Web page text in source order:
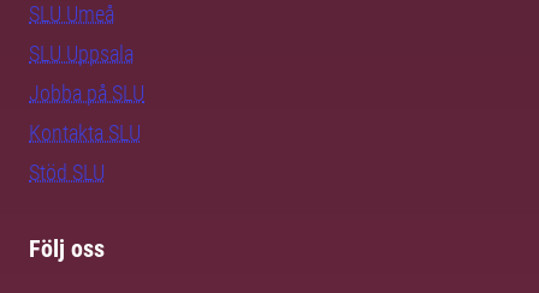
SLU Umeå
SLU Uppsala
Jobba på SLU
Kontakta SLU
Stöd SLU
Följ oss